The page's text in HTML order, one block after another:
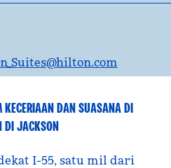
@hilton.com
DAN SUASANA DI
DI JACKSON
I-55, satu mil dari